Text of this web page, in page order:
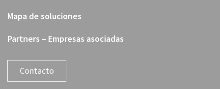
Mapa de soluciones
Partners – Empresas asociadas
Contacto